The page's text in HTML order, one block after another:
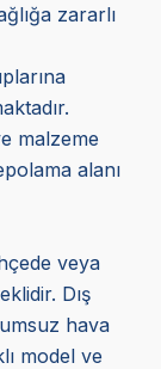
zararlı
malzeme
alanı
veya
Dış
hava
model ve